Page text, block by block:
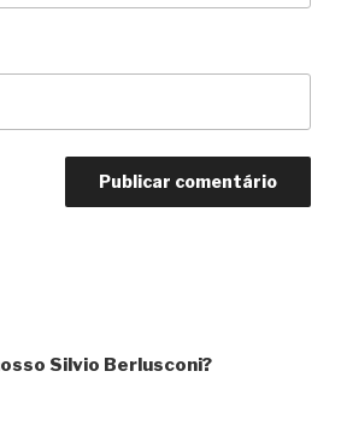
Silvio Berlusconi?